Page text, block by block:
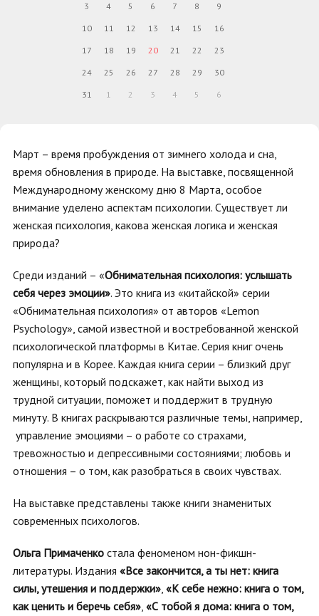
Март – время пробуждения от зимнего холода и сна,
время обновления в природе. На выставке, посвященной
Международному женскому дню 8 Марта, особое
внимание уделено аспектам психологии. Существует ли
женская психология, какова женская логика и женская
природа?
Среди изданий – «Обнимательная психология: услышать
себя через эмоции». Это книга из «китайской» серии
«Обнимательная психология» от авторов «Lemon
Psychology», самой известной и востребованной женской
психологической платформы в Китае. Серия книг очень
популярна и в Корее. Каждая книга серии – близкий друг
женщины, который подскажет, как найти выход из
трудной ситуации, поможет и поддержит в трудную
минуту. В книгах раскрываются различные темы, например,
управление эмоциями – о работе со страхами,
тревожностью и депрессивными состояниями; любовь и
отношения – о том, как разобраться в своих чувствах.
На выставке представлены также книги знаменитых
современных психологов.
Ольга Примаченко стала феноменом нон-фикшн-
литературы. Издания «Все закончится, а ты нет: книга
силы, утешения и поддержки», «К себе нежно: книга о том,
как ценить и беречь себя», «С тобой я дома: книга о том,
3 4 5 6 7 8 9
10 11 12 13 14 15 16
17 18 19 20 21 22 23
24 25 26 27 28 29 30
31 1 2 3 4 5 6